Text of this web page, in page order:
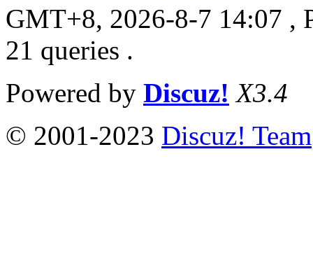
GMT+8, 2026-8-7 14:07 ,
21 queries .
Powered by Discuz! X3.4
© 2001-2023 Discuz! Team